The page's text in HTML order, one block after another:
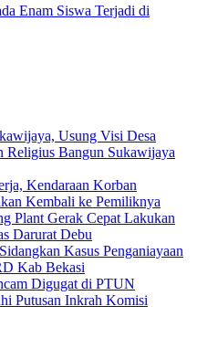
Enam Siswa Terjadi di
Usung Visi Desa
Religius Bangun Sukawijaya
Kendaraan Korban
Kembali ke Pemiliknya
Plant Gerak Cepat Lakukan
Darurat Debu
Kasus Penganiayaan
Kab Bekasi
Digugat di PTUN
Putusan Inkrah Komisi